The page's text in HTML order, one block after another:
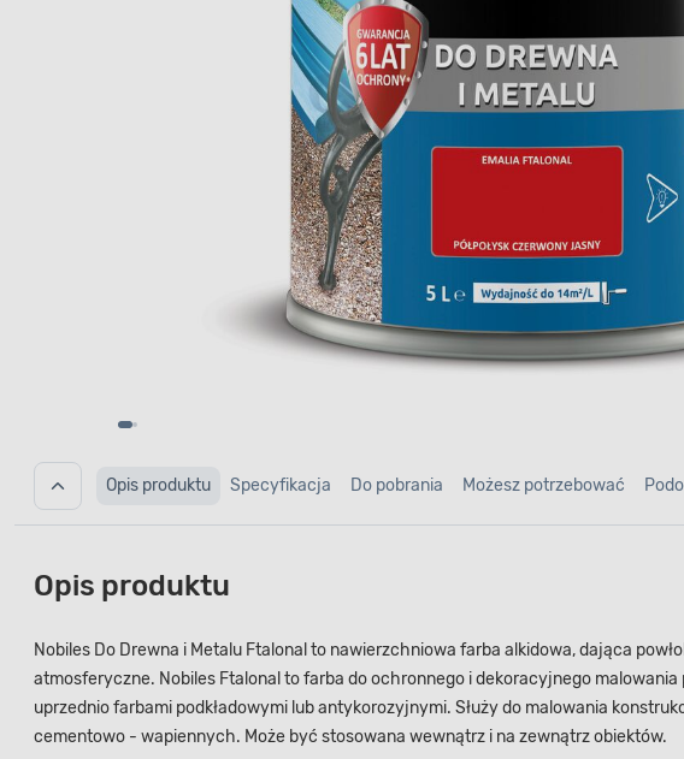
Opis produktu Specyfikacja Do pobrania Możesz potrzebować
Opis produktu
Nobiles Do Drewna i Metalu Ftalonal to nawierzchniowa farba alkidowa, dająca
atmosferyczne. Nobiles Ftalonal to farba do ochronnego i dekoracyjnego
uprzednio farbami podkładowymi lub antykorozyjnymi. Służy do malowania
cementowo - wapiennych. Może być stosowana wewnątrz i na zewnątrz obiektów.